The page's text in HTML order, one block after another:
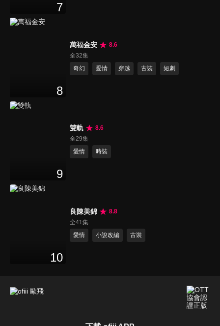
7
8
萬福金安
8.6
全32集
奇幻
愛情 穿越 古裝 短劇
9
雙軌
8.6
全29集
愛情
時裝
10
良陳美錦
8.8
全41集
愛情
小說改編 古裝